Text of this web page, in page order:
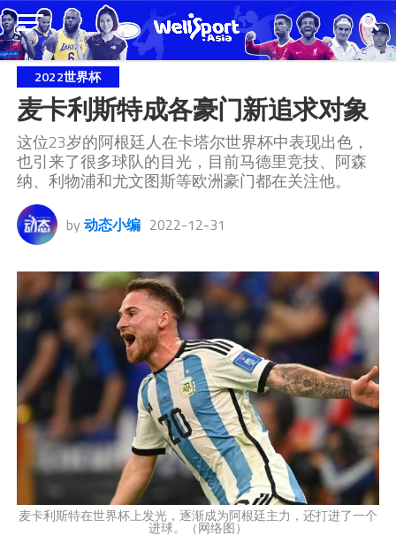
2022世界杯
麦卡利斯特成各豪门新追求对象
这位23岁的阿根廷人在卡塔尔世界杯中表现出色，
也引来了很多球队的目光，目前马德里竞技、阿森
纳、利物浦和尤文图斯等欧洲豪门都在关注他。
by 动态小编 2022-12-31
麦卡利斯特在世界杯上发光，逐渐成为阿根廷主力，还打进了一个
进球。（网络图）